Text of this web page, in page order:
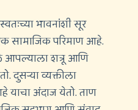
भावनांशी सूर
परिमाण आहे.
आपल्याला शत्रू आणि
दुसर्‍या व्यक्तीला
याचा अंदाज येतो. ताण